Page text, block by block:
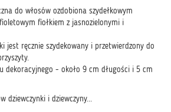
do włosów ozdobiona szydełkowym
fiołkiem z jasnozielonymi i
jest ręcznie szydekowany i przetwierdzony do
dekoracyjnego - około 9 cm długości i 5 cm
dziewczynki i dziewczyny...